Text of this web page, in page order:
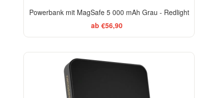
Powerbank mit MagSafe 5 000 mAh Grau - Redlight
ab €56,90